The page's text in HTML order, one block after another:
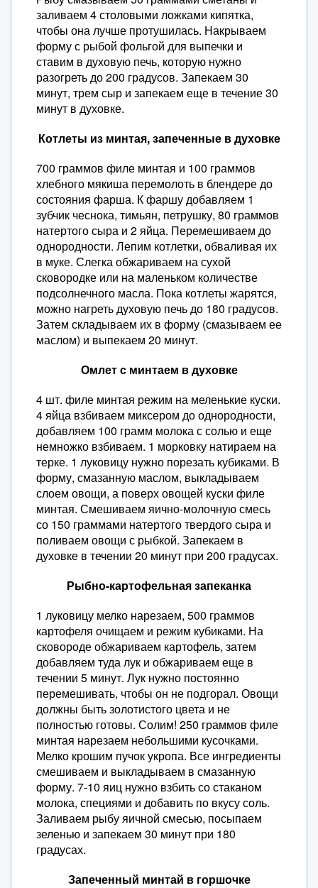
заливаем 4 столовыми ложками кипятка,
чтобы она лучше протушилась. Накрываем
форму с рыбой фольгой для выпечки и
ставим в духовую печь, которую нужно
разогреть до 200 градусов. Запекаем 30
минут, трем сыр и запекаем еще в течение 30
минут в духовке.
Котлеты из минтая, запеченные в духовке
700 граммов филе минтая и 100 граммов
хлебного мякиша перемолоть в блендере до
состояния фарша. К фаршу добавляем 1
зубчик чеснока, тимьян, петрушку, 80 граммов
натертого сыра и 2 яйца. Перемешиваем до
однородности. Лепим котлетки, обваливая их
в муке. Слегка обжариваем на сухой
сковородке или на маленьком количестве
подсолнечного масла. Пока котлеты жарятся,
можно нагреть духовую печь до 180 градусов.
Затем складываем их в форму (смазываем ее
маслом) и выпекаем 20 минут.
Омлет с минтаем в духовке
4 шт. филе минтая режим на меленькие куски.
4 яйца взбиваем миксером до однородности,
добавляем 100 грамм молока с солью и еще
немножко взбиваем. 1 морковку натираем на
терке. 1 луковицу нужно порезать кубиками. В
форму, смазанную маслом, выкладываем
слоем овощи, а поверх овощей куски филе
минтая. Смешиваем яично-молочную смесь
со 150 граммами натертого твердого сыра и
поливаем овощи с рыбкой. Запекаем в
духовке в течении 20 минут при 200 градусах.
Рыбно-картофельная запеканка
1 луковицу мелко нарезаем, 500 граммов
картофеля очищаем и режим кубиками. На
сковороде обжариваем картофель, затем
добавляем туда лук и обжариваем еще в
течении 5 минут. Лук нужно постоянно
перемешивать, чтобы он не подгорал. Овощи
должны быть золотистого цвета и не
полностью готовы. Солим! 250 граммов филе
минтая нарезаем небольшими кусочками.
Мелко крошим пучок укропа. Все ингредиенты
смешиваем и выкладываем в смазанную
форму. 7-10 яиц нужно взбить со стаканом
молока, специями и добавить по вкусу соль.
Заливаем рыбу яичной смесью, посыпаем
зеленью и запекаем 30 минут при 180
градусах.
Запеченный минтай в горшочке